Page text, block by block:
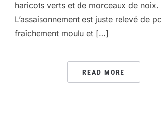
haricots verts et de morceaux de noix.
L’assaisonnement est juste relevé de
fraîchement moulu et […]
READ MORE